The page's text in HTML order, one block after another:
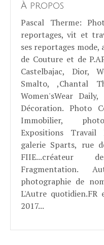
À propos
Pascal Therme:
reportages, vit et
ses reportages mode,
de Couture et de
Castelbajac, Dior,
Smalto, ,Chantal
Women'sWear
Décoration. Photo
Immobilier,
Expositions
galerie Sparts, rue
FIIE...créateur
Fragmentation.
photographie de
L'Autre quotidien.FR
2017...